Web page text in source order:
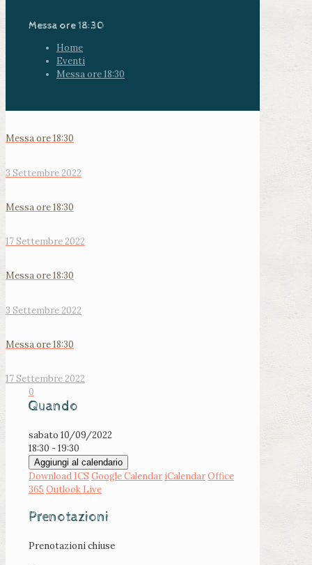
Messa ore 18:30
Home
Eventi
Messa ore 18:30
Messa ore 18:30
3 Settembre 2022
Messa ore 18:30
17 Settembre 2022
Messa ore 18:30
3 Settembre 2022
Messa ore 18:30
17 Settembre 2022
0
Quando
sabato 10/09/2022
18:30 - 19:30
Aggiungi al calendario
Download ICS Google Calendar iCalendarOffice
365 Outlook Live
Prenotazioni
Prenotazioni chiuse